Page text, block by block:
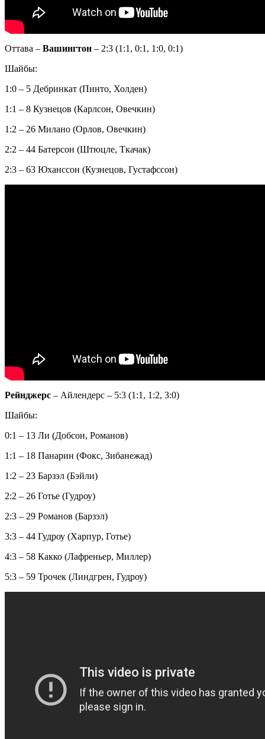
Оттава – Вашингтон – 2:3 (1:1, 0:1, 1:0, 0:1)
Шайбы:
1:0 – 5 Дебринкат (Пинто, Холден)
1:1 – 8 Кузнецов (Карлсон, Овечкин)
1:2 – 26 Милано (Орлов, Овечкин)
2:2 – 44 Батерсон (Штюцле, Ткачак)
2:3 – 63 Юханссон (Кузнецов, Густафссон)
Рейнджерс – Айлендерс – 5:3 (1:1, 1:2, 3:0)
Шайбы:
0:1 – 13 Ли (Добсон, Романов)
1:1 – 18 Панарин (Фокс, Зибанежад)
1:2 – 23 Барзэл (Бэйли)
2:2 – 26 Готье (Гудроу)
2:3 – 29 Романов (Барзэл)
3:3 – 44 Гудроу (Харпур, Готье)
4:3 – 58 Какко (Лафреньер, Миллер)
5:3 – 59 Трочек (Линдгрен, Гудроу)